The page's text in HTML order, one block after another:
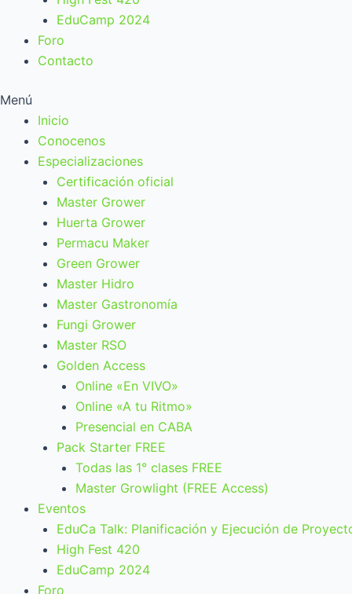
EduCamp 2024
Foro
Contacto
Menú
Inicio
Conocenos
Especializaciones
Certificación oficial
Master Grower
Huerta Grower
Permacu Maker
Green Grower
Master Hidro
Master Gastronomía
Fungi Grower
Master RSO
Golden Access
Online «En VIVO»
Online «A tu Ritmo»
Presencial en CABA
Pack Starter FREE
Todas las 1° clases FREE
Master Growlight (FREE Access)
Eventos
EduCa Talk: Planificación y Ejecución de
High Fest 420
EduCamp 2024
Foro